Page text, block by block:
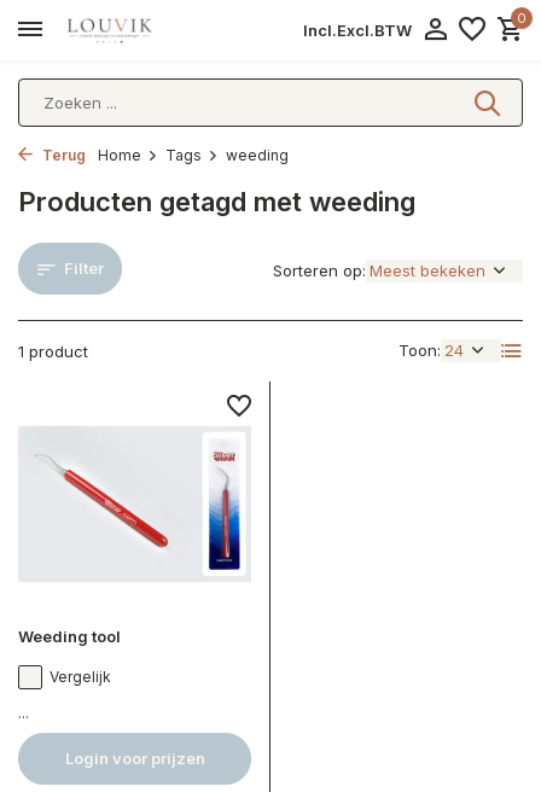
Incl.Excl.BTW
0
Terug Home Tags weeding
Producten getagd met weeding
Filter
1 product Toon:
Sorteren op:
Weeding tool
Vergelijk
...
Login voor prijzen